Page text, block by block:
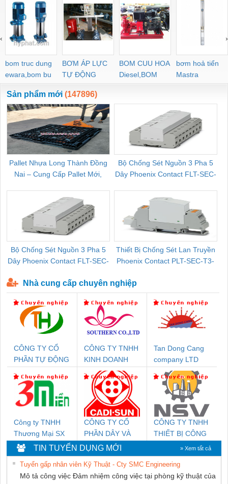
bom truc dung
ewara,bom bu
ewara
BƠM ÁP LỰC
TỰ ĐỘNG
BOM CUU HOA
Diesel,BOM
CHUA CHAY
bơm hoả tiển
Mastra
‹ ›
Sản phẩm mới (147896)
Pallet Nhựa Long Thành Đồng
Nai – Cung Cấp Pallet Mới,
Bộ Chống Sét Nguồn 3 Pha 5
Dây Phoenix Contact FLT-SEC-
Bộ Chống Sét Nguồn 3 Pha 5
Dây Phoenix Contact FLT-SEC-
Thiết Bị Chống Sét Lan Truyền
Phoenix Contact PLT-SEC-T3-
Nhà cung cấp chuyên nghiệp
CÔNG TY CỔ
PHẦN TỰ ĐỘNG
CÔNG TY TNHH
KINH DOANH
DỊCH VỤ XNK
PHƯƠNG NAM
Tan Dong Cang
company LTD
Công ty TNHH
Thương Mại SX
Ba Miền
CÔNG TY CỔ
PHẦN DÂY VÀ
CÁP ĐIỆN
THƯỢNG ĐÌNH
CÔNG TY TNHH
THIẾT BỊ CÔNG
NGHIỆP NIHON
SETSUBI VIỆT
NAM
TIN TUYỂN DỤNG MỚI » Xem tất cả
Tuyển gấp nhân viên Kỹ Thuật - Cty SMC Engineering
Mô tả công việc Đảm nhiệm công việc tại phòng kỹ thuật của